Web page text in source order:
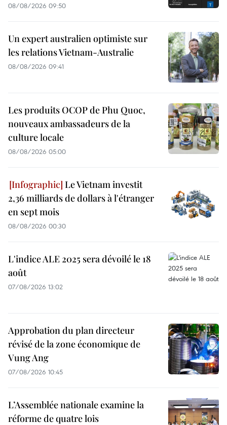
08/08/2026 09:50
Un expert australien optimiste sur
les relations Vietnam-Australie
08/08/2026 09:41
Les produits OCOP de Phu Quoc,
nouveaux ambassadeurs de la
culture locale
08/08/2026 05:00
Le Vietnam investit
2,36 milliards de dollars à l'étranger
en sept mois
08/08/2026 00:30
L'indice ALE 2025 sera dévoilé le 18
août
07/08/2026 13:02
Approbation du plan directeur
révisé de la zone économique de
Vung Ang
07/08/2026 10:45
L’Assemblée nationale examine la
réforme de quatre lois